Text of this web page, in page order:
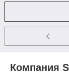
Компания